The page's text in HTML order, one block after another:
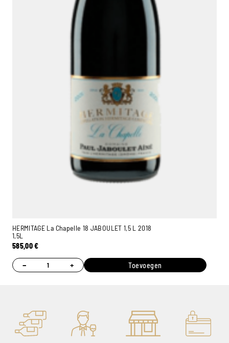
HERMITAGE La Chapelle 18 JABOULET 1,5 L 2018
1,5L
585,00€
− + Toevoegen